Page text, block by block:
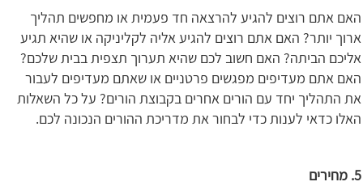
האם אתם רוצים להגיע להרצאה חד פעמית או מחפשים תהליך
ארוך יותר? האם אתם רוצים להגיע אליה לקליניקה או שהיא תגיע
אליכם הביתה? האם חשוב לכם שהיא תערוך תצפית בבית שלכם?
האם אתם מעדיפים מפגשים פרטניים או שאתם מעדיפים לעבור
את התהליך יחד עם הורים אחרים בקבוצת הורים? על כל השאלות
האלו כדאי לענות כדי לבחור את מדריכת ההורים הנכונה לכם.
5. מחירים